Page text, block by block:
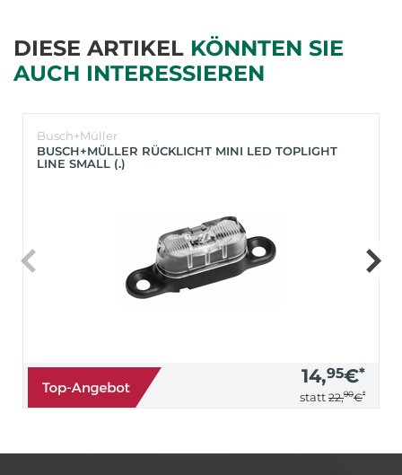
DIESE ARTIKEL KÖNNTEN SIE
AUCH INTERESSIEREN
Busch+Müller
BUSCH+MÜLLER RÜCKLICHT MINI LED TOPLIGHT
LINE SMALL (.)
14,95€*
statt 22,90€*